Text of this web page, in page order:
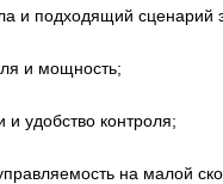
и подходящий сценарий
и мощность;
и удобство контроля;
на малой